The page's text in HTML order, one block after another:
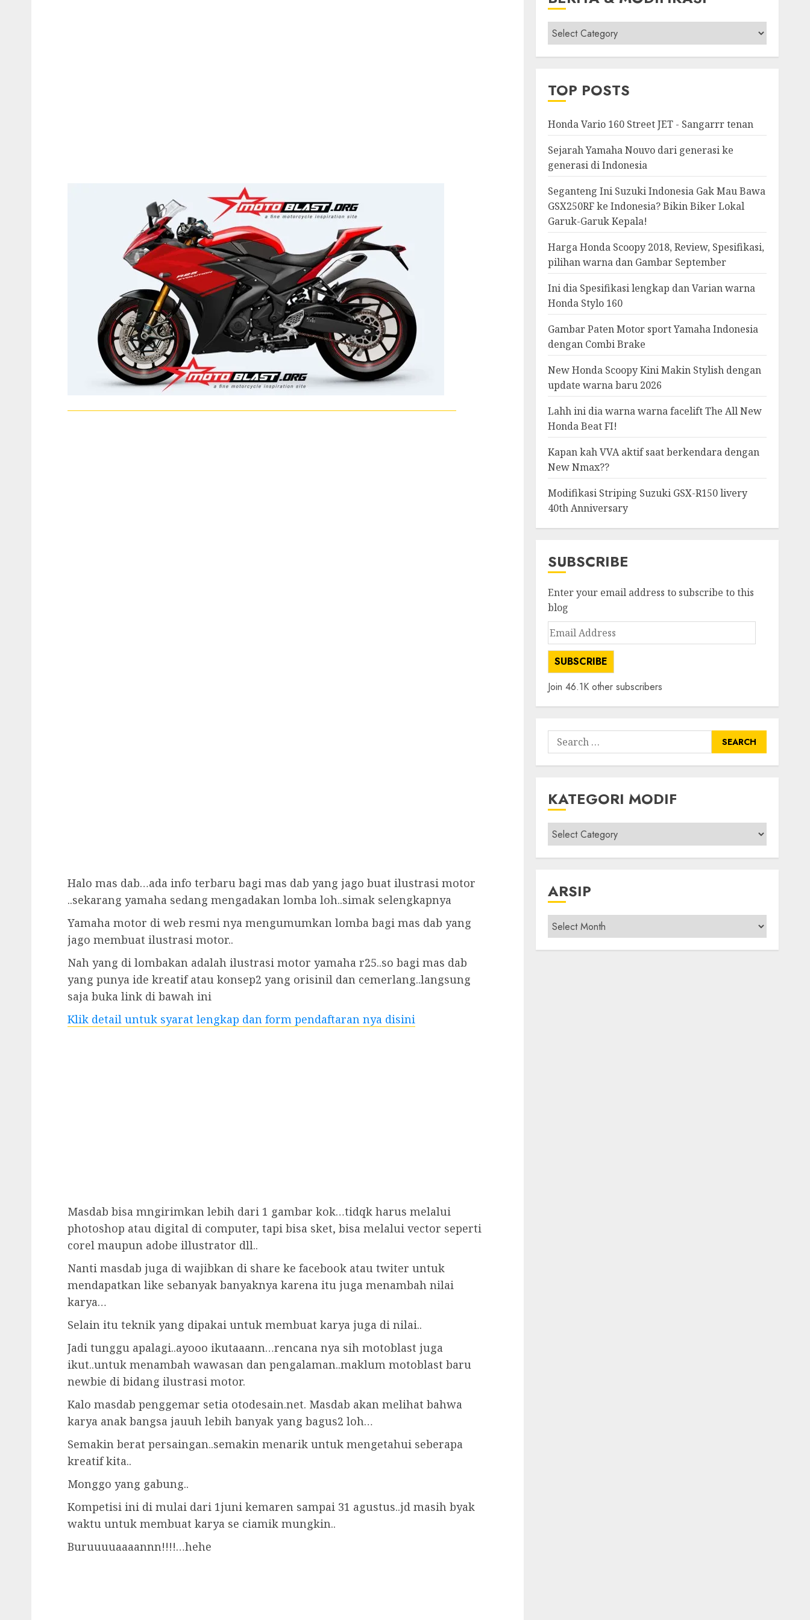
Halo mas dab…ada info terbaru bagi mas dab yang jago buat ilustrasi motor
..sekarang yamaha sedang mengadakan lomba loh..simak selengkapnya
Yamaha motor di web resmi nya mengumumkan lomba bagi mas dab yang
jago membuat ilustrasi motor..
Nah yang di lombakan adalah ilustrasi motor yamaha r25..so bagi mas dab
yang punya ide kreatif atau konsep2 yang orisinil dan cemerlang..langsung
saja buka link di bawah ini
Klik detail untuk syarat lengkap dan form pendaftaran nya disini
Masdab bisa mngirimkan lebih dari 1 gambar kok…tidqk harus melalui
photoshop atau digital di computer, tapi bisa sket, bisa melalui vector seperti
corel maupun adobe illustrator dll..
Nanti masdab juga di wajibkan di share ke facebook atau twiter untuk
mendapatkan like sebanyak banyaknya karena itu juga menambah nilai
karya…
Selain itu teknik yang dipakai untuk membuat karya juga di nilai..
Jadi tunggu apalagi..ayooo ikutaaann…rencana nya sih motoblast juga
ikut..untuk menambah wawasan dan pengalaman..maklum motoblast baru
newbie di bidang ilustrasi motor.
Kalo masdab penggemar setia otodesain.net. Masdab akan melihat bahwa
karya anak bangsa jauuh lebih banyak yang bagus2 loh…
Semakin berat persaingan..semakin menarik untuk mengetahui seberapa
kreatif kita..
Monggo yang gabung..
Kompetisi ini di mulai dari 1juni kemaren sampai 31 agustus..jd masih byak
waktu untuk membuat karya se ciamik mungkin..
Buruuuuaaaannn!!!!…hehe
Berita
&
Modifikasi
TOP POSTS
Honda Vario 160 Street JET - Sangarrr tenan
Sejarah Yamaha Nouvo dari generasi ke
generasi di Indonesia
Seganteng Ini Suzuki Indonesia Gak Mau Bawa
GSX250RF ke Indonesia? Bikin Biker Lokal
Garuk-Garuk Kepala!
Harga Honda Scoopy 2018, Review, Spesifikasi,
pilihan warna dan Gambar September
Ini dia Spesifikasi lengkap dan Varian warna
Honda Stylo 160
Gambar Paten Motor sport Yamaha Indonesia
dengan Combi Brake
New Honda Scoopy Kini Makin Stylish dengan
update warna baru 2026
Lahh ini dia warna warna facelift The All New
Honda Beat FI!
Kapan kah VVA aktif saat berkendara dengan
New Nmax??
Modifikasi Striping Suzuki GSX-R150 livery
40th Anniversary
SUBSCRIBE
Enter your email address to subscribe to this
blog
Email
Address
SUBSCRIBE
Join 46.1K other subscribers
Search
for:
KATEGORI MODIF
Kategori
modif
ARSIP
Arsip